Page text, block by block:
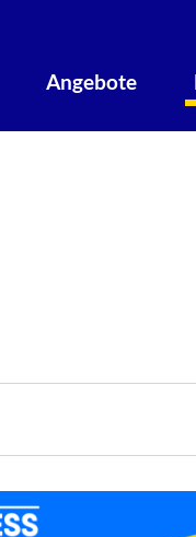
Angebote